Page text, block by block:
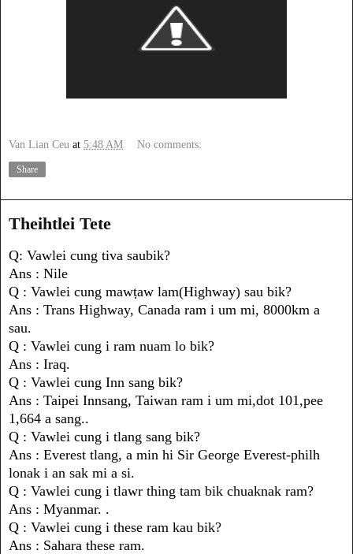
Van Lian Ceu at 5:48 AM No comments:
Share
Theihtlei Tete
Q: Vawlei cung tiva saubik?
Ans : Nile
Q : Vawlei cung mawṭaw lam(Highway) sau bik?
Ans : Trans Highway, Canada ram i um mi, 8000km a
sau.
Q : Vawlei cung i ram nuam lo bik?
Ans : Iraq.
Q : Vawlei cung Inn sang bik?
Ans : Taipei Innsang, Taiwan ram i um mi,dot 101,pee
1,664 a sang..
Q : Vawlei cung i tlang sang bik?
Ans : Everest tlang, a min hi Sir George Everest-philh
lonak i an sak mi a si.
Q : Vawlei cung i tlawr thing tam bik chuaknak ram?
Ans : Myanmar. .
Q : Vawlei cung i these ram kau bik?
Ans : Sahara these ram.